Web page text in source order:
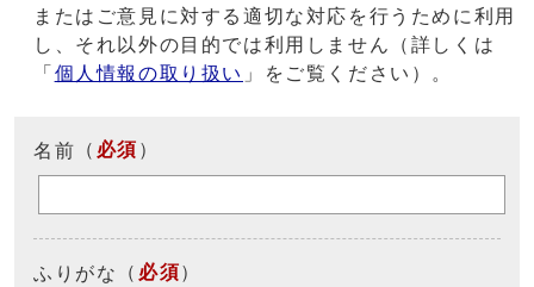
またはご意見に対する適切な対応を行うために利用
し、それ以外の目的では利用しません（詳しくは
「 個人情報の取り扱い 」をご覧ください）。
名前 （ 必須 ）
ふりがな （ 必須）